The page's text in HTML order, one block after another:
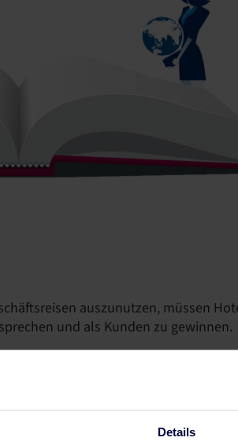
Details
auszunutzen, müssen
und als Kunden zu gewinnen.
sowie die
gehören: